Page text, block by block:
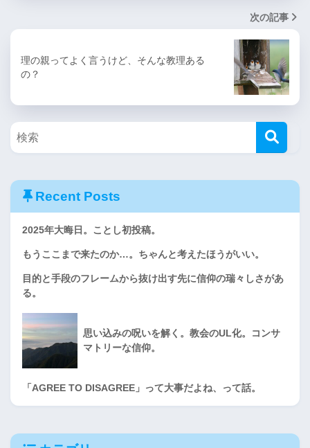
次の記事
理の親ってよく言うけど、そんな教理ある
の？
Recent Posts
2025年大晦日。ことし初投稿。
もうここまで来たのか…。ちゃんと考えたほうがいい。
目的と手段のフレームから抜け出す先に信仰の瑞々しさがあ
る。
思い込みの呪いを解く。教会のUL化。コンサ
マトリーな信仰。
「AGREE TO DISAGREE」って大事だよね、って話。